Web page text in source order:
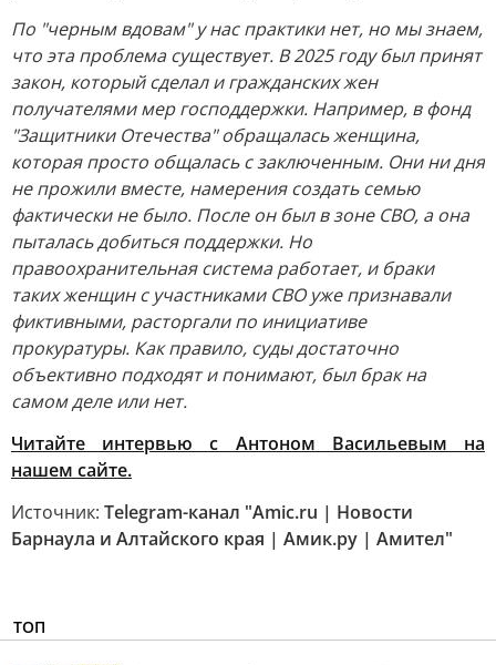
По "черным вдовам" у нас практики нет, но мы знаем,
что эта проблема существует. В 2025 году был принят
закон, который сделал и гражданских жен
получателями мер господдержки. Например, в фонд
"Защитники Отечества" обращалась женщина,
которая просто общалась с заключенным. Они ни дня
не прожили вместе, намерения создать семью
фактически не было. После он был в зоне СВО, а она
пыталась добиться поддержки. Но
правоохранительная система работает, и браки
таких женщин с участниками СВО уже признавали
фиктивными, расторгали по инициативе
прокуратуры. Как правило, суды достаточно
объективно подходят и понимают, был брак на
самом деле или нет.
Читайте интервью с Антоном Васильевым на
нашем сайте.
Источник: Telegram-канал "Amic.ru | Новости
Барнаула и Алтайского края | Амик.ру | Амител"
ТОП